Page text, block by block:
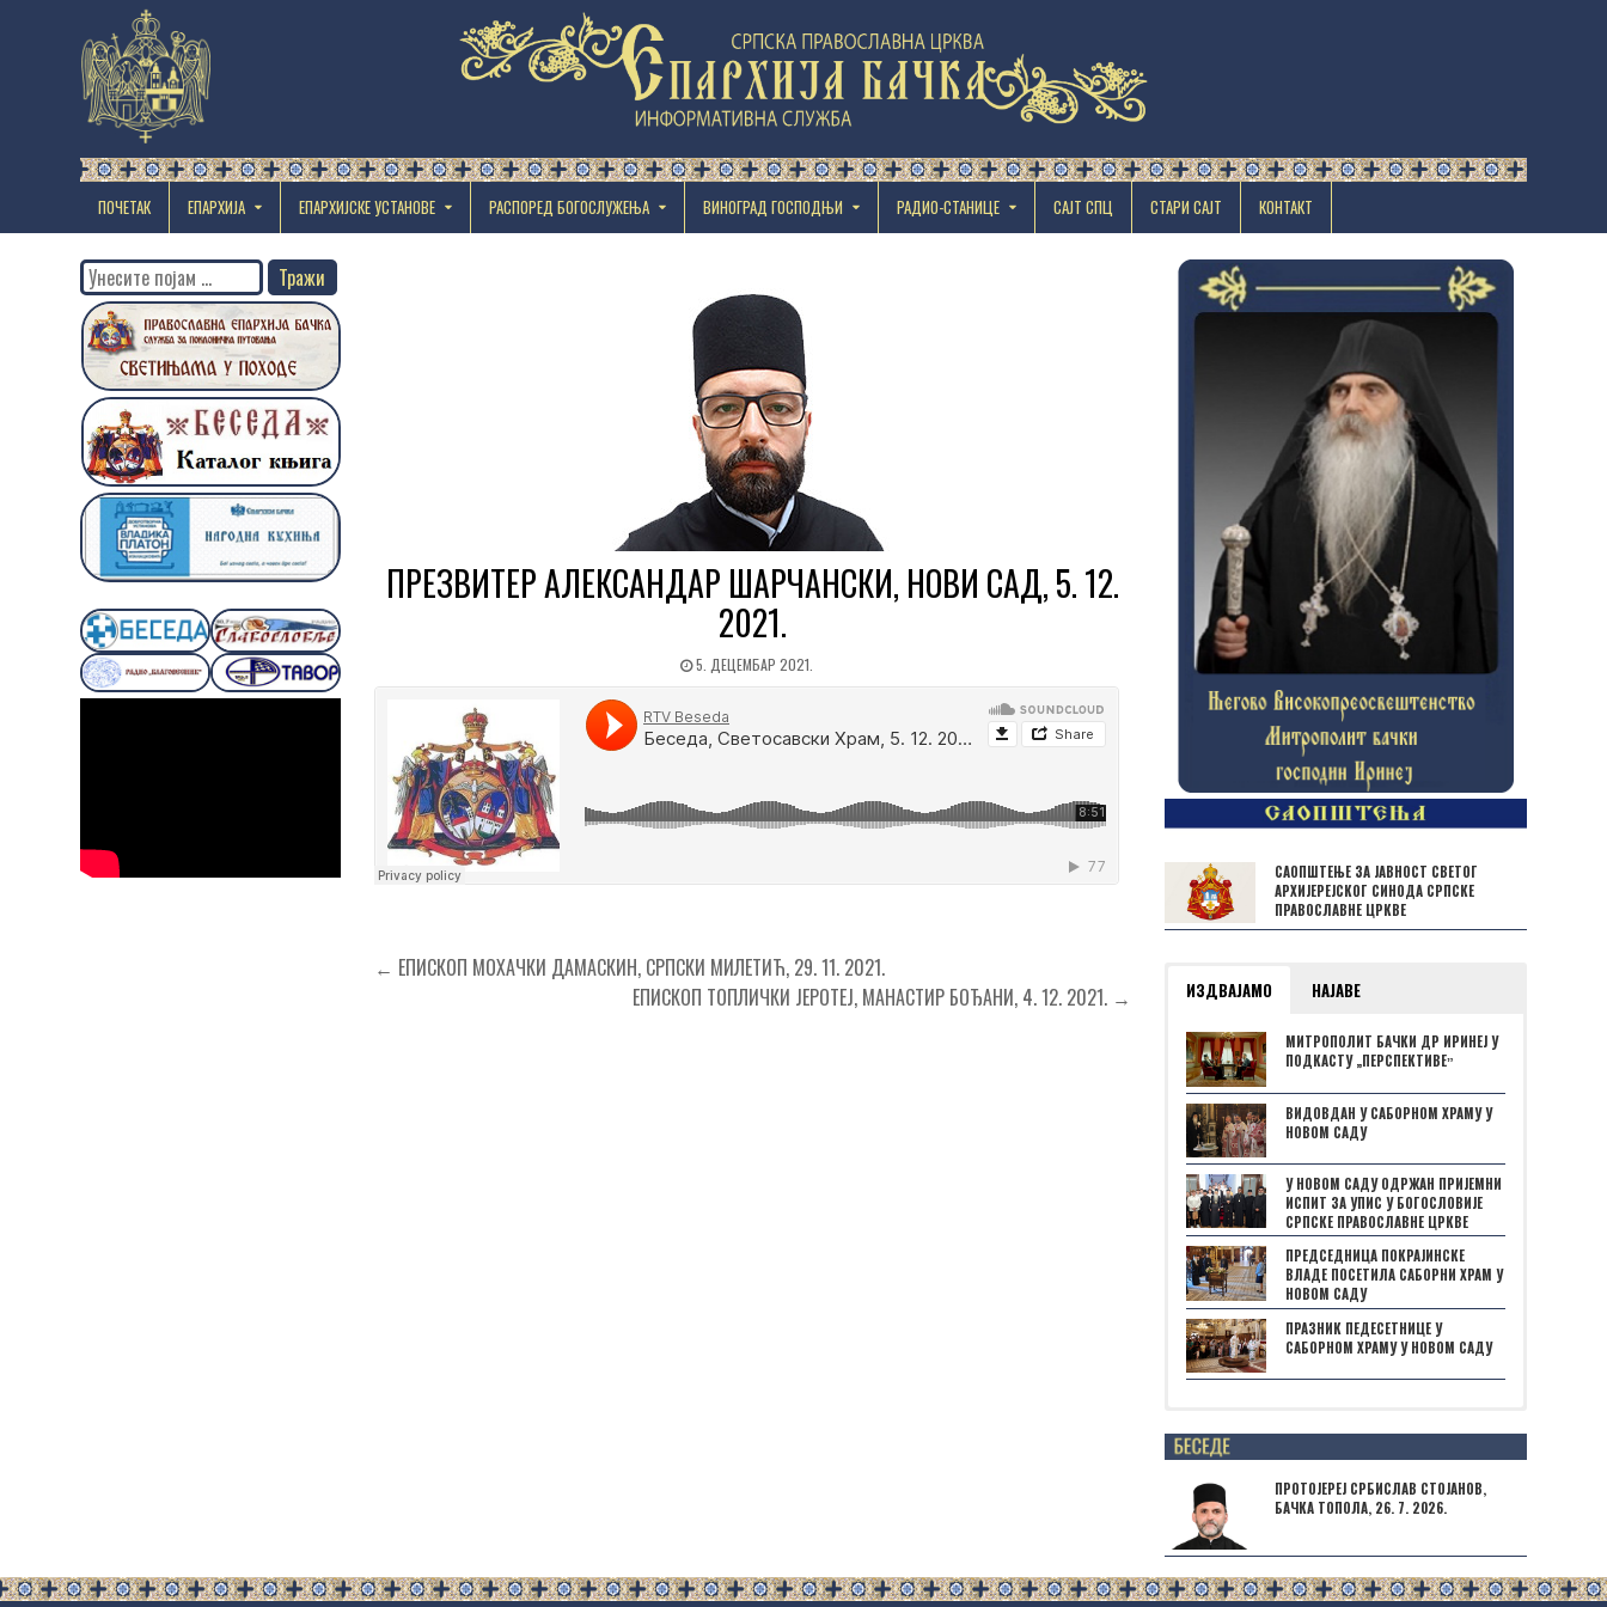
ПОЧЕТАК ЕПАРХИЈА EПАРХИЈСКЕ УСТАНОВЕ РАСПОРЕД БОГОСЛУЖЕЊА ВИНОГРАД ГОСПОДЊИ РАДИО-СТАНИЦЕ САЈТ СПЦ СТАРИ САЈТ КОНТАКТ
ПРЕЗВИТЕР АЛЕКСАНДАР ШАРЧАНСКИ, НОВИ САД, 5. 12.
2021.
5. ДЕЦЕМБАР 2021.
Кретање
← ЕПИСКОП МОХАЧКИ ДАМАСКИН, СРПСКИ МИЛЕТИЋ, 29. 11. 2021.
ЕПИСКОП ТОПЛИЧКИ ЈЕРОТЕЈ, МАНАСТИР БОЂАНИ, 4. 12. 2021. →
Search
for:
САОПШТЕЊЕ ЗА ЈАВНОСТ СВЕТОГ
АРХИЈЕРЕЈСКОГ СИНОДА СРПСКЕ
ПРАВОСЛАВНЕ ЦРКВЕ
ИЗДВАЈАМО НАЈАВЕ
МИТРОПОЛИТ БАЧКИ ДР ИРИНЕЈ У
ПОДКАСТУ „ПЕРСПЕКТИВЕˮ
ВИДОВДАН У САБОРНОМ ХРАМУ У
НОВОМ САДУ
У НОВОМ САДУ ОДРЖАН ПРИЈЕМНИ
ИСПИТ ЗА УПИС У БОГОСЛОВИЈЕ
СРПСКЕ ПРАВОСЛАВНЕ ЦРКВЕ
ПРЕДСЕДНИЦА ПОКРАЈИНСКЕ
ВЛАДЕ ПОСЕТИЛА САБОРНИ ХРАМ У
НОВОМ САДУ
ПРАЗНИК ПЕДЕСЕТНИЦЕ У
САБОРНОМ ХРАМУ У НОВОМ САДУ
Posts not found
ПРОТОЈЕРЕЈ СРБИСЛАВ СТОЈАНОВ,
БАЧКА ТОПОЛА, 26. 7. 2026.